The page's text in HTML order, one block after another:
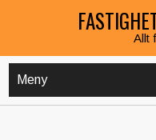
Allt
Meny